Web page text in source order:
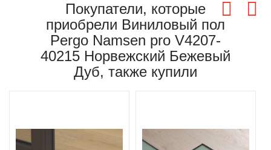
Покупатели, которые
приобрели Виниловый пол
Pergo Namsen pro V4207-
40215 Норвежский Бежевый
Дуб, также купили